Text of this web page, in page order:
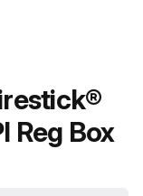
Reg Box